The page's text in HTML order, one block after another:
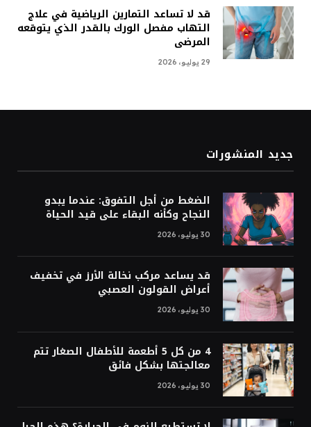
قد لا تساعد التمارين الرياضية في علاج
التهاب مفصل الورك بالقدر الذي يتوقعه
المرضى
29 يوليو، 2026
جديد المنشورات
الضغط من أجل التفوق: عندما يبدو
النجاح وكأنه البقاء على قيد الحياة
30 يوليو، 2026
قد يساعد مركب نخالة الأرز في تخفيف
أعراض القولون العصبي
30 يوليو، 2026
4 من كل 5 أطعمة للأطفال الصغار تتم
معالجتها بشكل فائق
30 يوليو، 2026